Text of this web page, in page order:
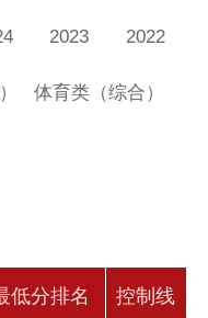
2023 2022
体育类（综合）
低分排名 控制线